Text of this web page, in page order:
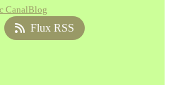
CanalBlog
Flux RSS